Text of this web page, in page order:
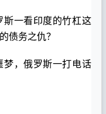
一看印度的竹杠这
债务之仇？
，俄罗斯一打电话